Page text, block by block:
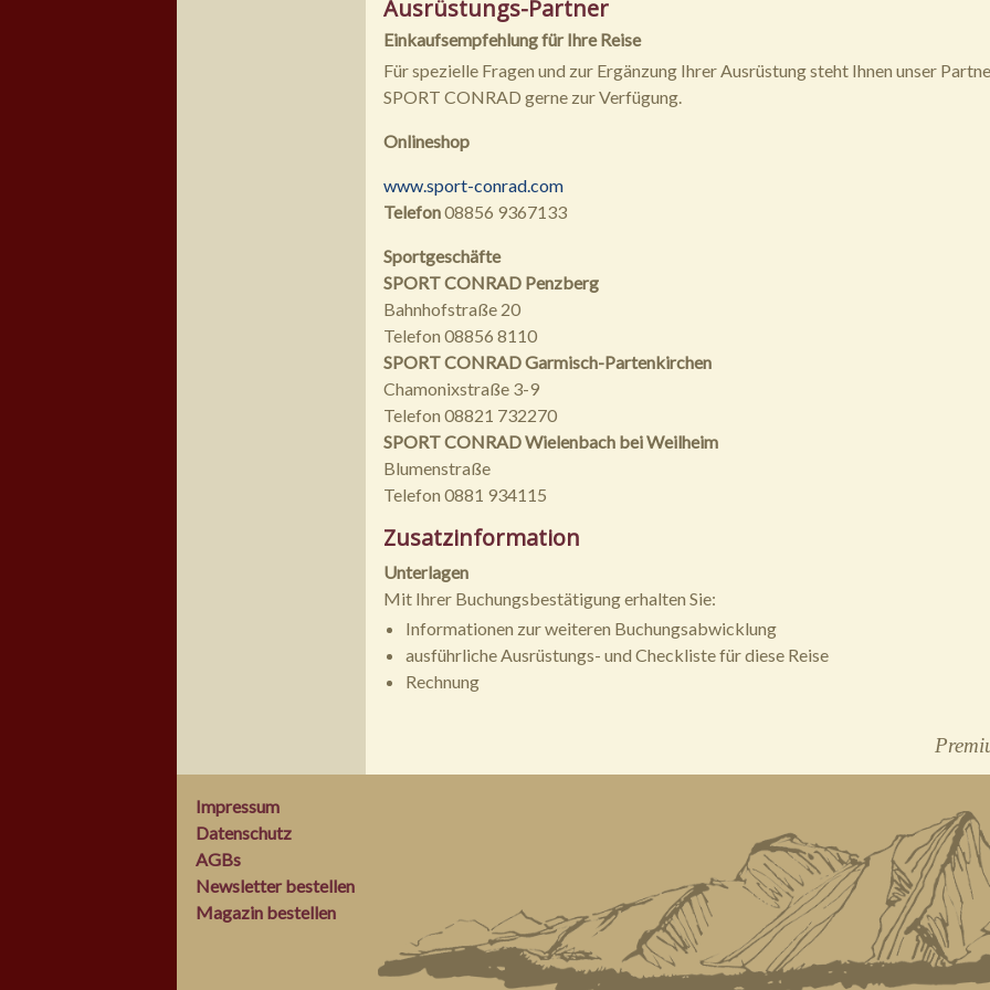
Ausrüstungs-Partner
Einkaufsempfehlung für Ihre Reise
Für spezielle Fragen und zur Ergänzung Ihrer Ausrüstung steht Ihnen unser
SPORT CONRAD gerne zur Verfügung.
Onlineshop
www.sport-conrad.com
Telefon08856 9367133
Sportgeschäfte
SPORT CONRAD Penzberg
Bahnhofstraße 20
Telefon 08856 8110
SPORT CONRAD Garmisch-Partenkirchen
Chamonixstraße 3-9
Telefon 08821 732270
SPORT CONRAD Wielenbach bei Weilheim
Blumenstraße
Telefon 0881 934115
Zusatzinformation
Unterlagen
Mit Ihrer Buchungsbestätigung erhalten Sie:
Informationen zur weiteren Buchungsabwicklung
ausführliche Ausrüstungs- und Checkliste für diese Reise
Rechnung
Impressum
Datenschutz
AGBs
Newsletter bestellen
Magazin bestellen